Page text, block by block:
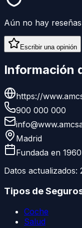
Aún no hay
Escribir una opinión
Información
https://
900 000 000
Madrid
Fundada en 1960
Datos actualizados:
Tipos de
Coche
Salud